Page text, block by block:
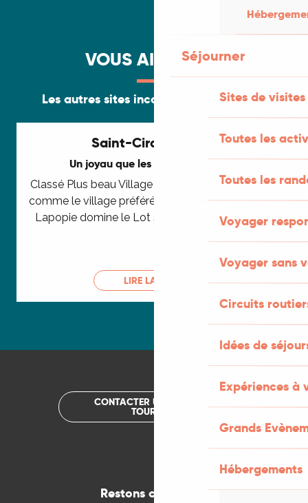
Séjourner
Sites de visites
Toutes les
Toutes les
Voyager
Voyager sans
Circuits
Idées de
Expériences à
Grands
Hébergements
VOUS AIMEREZ...
Les autres sites incontournables du Lot
Saint-Cirq-Lapopie
Un joyau que les français adorent
Classé Plus beau Village de France mais aussi élu
comme le village préféré des français, Saint-Cirq-
Lapopie domine le Lot sur son éperon rocheux.
LIRE LA SUITE
CONTACTER UN OFFICE DE
TOURISME
Restons connectés